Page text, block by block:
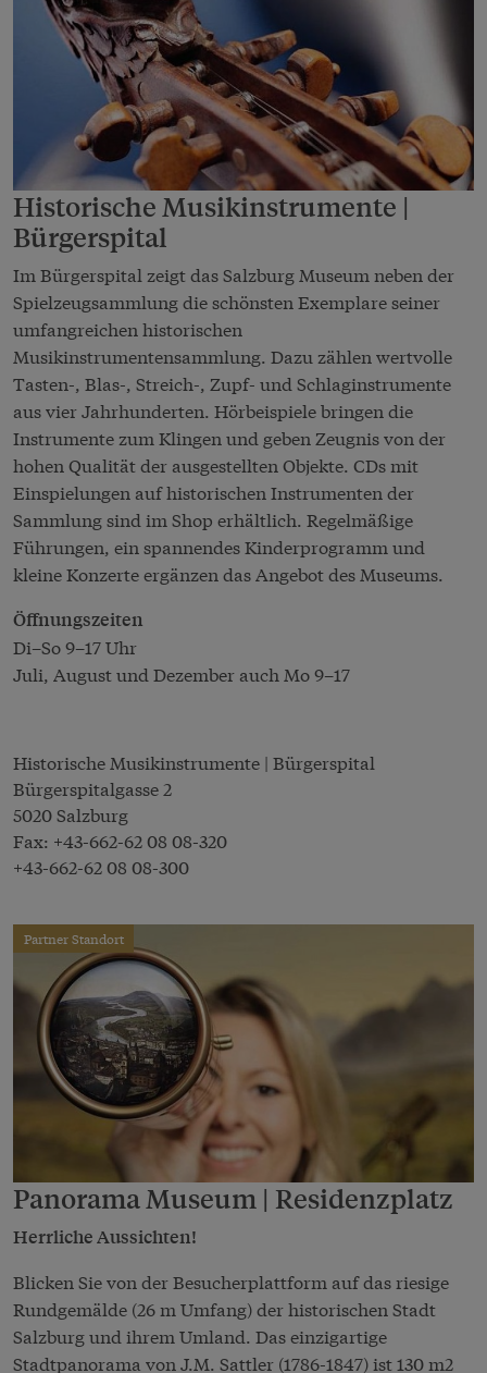
Historische Musikinstrumente |
Bürgerspital
Im Bürgerspital zeigt das Salzburg Museum neben der
Spielzeugsammlung die schönsten Exemplare seiner
umfangreichen historischen
Musikinstrumentensammlung. Dazu zählen wertvolle
Tasten-, Blas-, Streich-, Zupf- und Schlaginstrumente
aus vier Jahrhunderten. Hörbeispiele bringen die
Instrumente zum Klingen und geben Zeugnis von der
hohen Qualität der ausgestellten Objekte. CDs mit
Einspielungen auf historischen Instrumenten der
Sammlung sind im Shop erhältlich. Regelmäßige
Führungen, ein spannendes Kinderprogramm und
kleine Konzerte ergänzen das Angebot des Museums.
Öffnungszeiten
Di–So 9–17 Uhr
Juli, August und Dezember auch Mo 9–17
Historische Musikinstrumente | Bürgerspital
Bürgerspitalgasse 2
5020 Salzburg
Fax: +43-662-62 08 08-320
+43-662-62 08 08-300
Partner Standort
Panorama Museum | Residenzplatz
Herrliche Aussichten!
Blicken Sie von der Besucherplattform auf das riesige
Rundgemälde (26 m Umfang) der historischen Stadt
Salzburg und ihrem Umland. Das einzigartige
Stadtpanorama von J.M. Sattler (1786-1847) ist 130 m2